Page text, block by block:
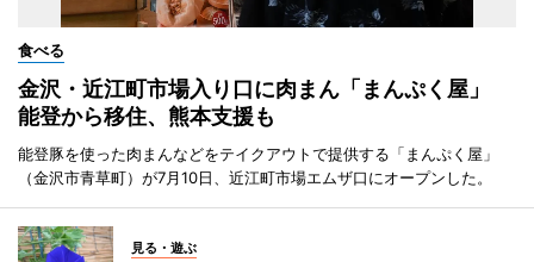
食べる
金沢・近江町市場入り口に肉まん「まんぷく屋」
能登から移住、熊本支援も
能登豚を使った肉まんなどをテイクアウトで提供する「まんぷく屋」
（金沢市青草町）が7月10日、近江町市場エムザ口にオープンした。
見る・遊ぶ